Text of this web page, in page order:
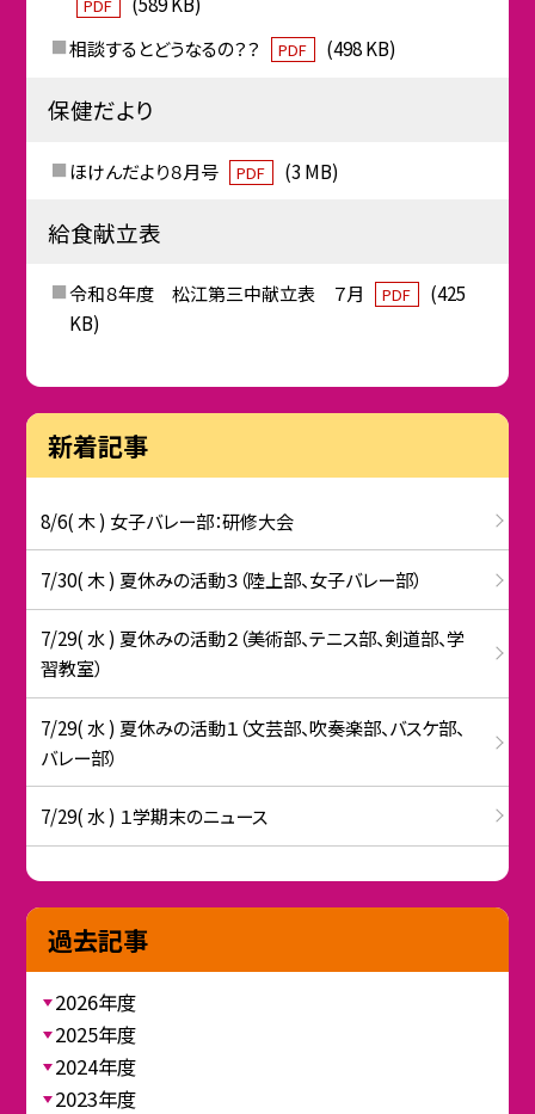
PDF
相談するとどうなるの？？
PDF (498 KB)
保健だより
ほけんだより８月号 PDF (3 MB)
給食献立表
令和８年度 松江第三中献立表 ７月 PDF
(425
KB)
新着記事
8/6( 木 ) 女子バレー部：研修大会
7/30( 木 ) 夏休みの活動３（陸上部、女子バレー部）
7/29( 水 ) 夏休みの活動２（美術部、テニス部、剣道部、学
習教室）
7/29( 水 ) 夏休みの活動１（文芸部、吹奏楽部、バスケ部、
バレー部）
7/29( 水 ) １学期末のニュース
過去記事
2026年度
2025年度
2024年度
2023年度